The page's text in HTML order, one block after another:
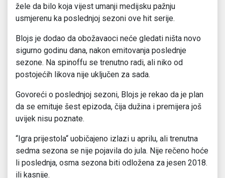
žele da bilo koja vijest umanji medijsku pažnju
usmjerenu ka poslednjoj sezoni ove hit serije.
Blojs je dodao da obožavaoci neće gledati ništa novo
sigurno godinu dana, nakon emitovanja poslednje
sezone. Na spinoffu se trenutno radi, ali niko od
postojećih likova nije uključen za sada.
Govoreći o poslednjoj sezoni, Blojs je rekao da je plan
da se emituje šest epizoda, čija dužina i premijera još
uvijek nisu poznate.
“Igra prijestola“ uobičajeno izlazi u aprilu, ali trenutna
sedma sezona se nije pojavila do jula. Nije rečeno hoće
li poslednja, osma sezona biti odložena za jesen 2018.
ili kasnije.